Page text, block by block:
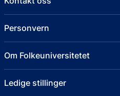
Personvern
Om Folkeuniversitetet
Ledige stillinger